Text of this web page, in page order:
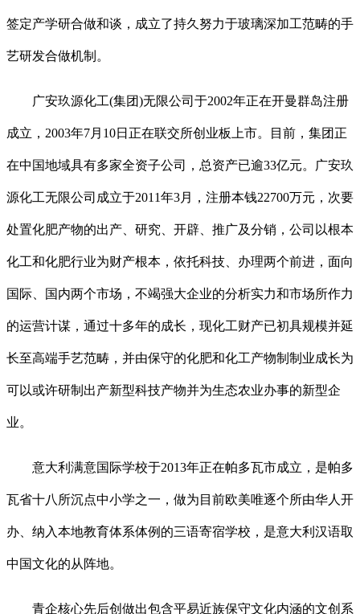
签定产学研合做和谈，成立了持久努力于玻璃深加工范畴的手
艺研发合做机制。
广安玖源化工(集团)无限公司于2002年正在开曼群岛注册
成立，2003年7月10日正在联交所创业板上市。目前，集团正
在中国地域具有多家全资子公司，总资产已逾33亿元。广安玖
源化工无限公司成立于2011年3月，注册本钱22700万元，次要
处置化肥产物的出产、研究、开辟、推广及分销，公司以根本
化工和化肥行业为财产根本，依托科技、办理两个前进，面向
国际、国内两个市场，不竭强大企业的分析实力和市场所作力
的运营计谋，通过十多年的成长，现化工财产已初具规模并延
长至高端手艺范畴，并由保守的化肥和化工产物制制业成长为
可以或许研制出产新型科技产物并为生态农业办事的新型企
业。
意大利满意国际学校于2013年正在帕多瓦市成立，是帕多
瓦省十八所沉点中小学之一，做为目前欧美唯逐个所由华人开
办、纳入本地教育体系体例的三语寄宿学校，是意大利汉语取
中国文化的从阵地。
青企核心先后创做出包含平易近族保守文化内涵的文创系